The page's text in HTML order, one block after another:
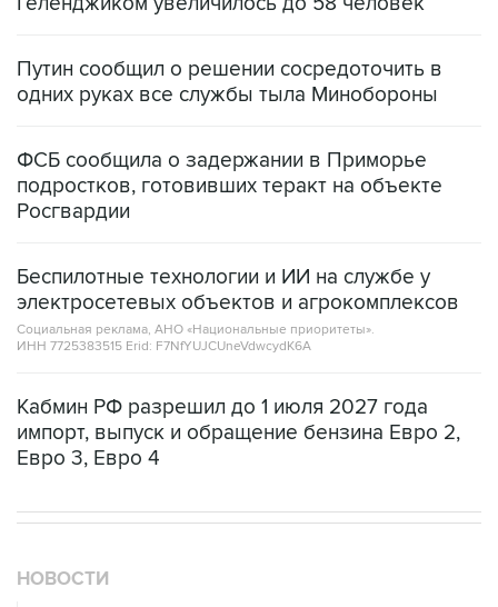
Путин сообщил о решении сосредоточить в
одних руках все службы тыла Минобороны
ФСБ сообщила о задержании в Приморье
подростков, готовивших теракт на объекте
Росгвардии
Беспилотные технологии и ИИ на службе у
электросетевых объектов и агрокомплексов
Социальная реклама, АНО «Национальные приоритеты».
ИНН 7725383515 Erid: F7NfYUJCUneVdwcydK6A
Кабмин РФ разрешил до 1 июля 2027 года
импорт, выпуск и обращение бензина Евро 2,
Евро 3, Евро 4
НОВОСТИ